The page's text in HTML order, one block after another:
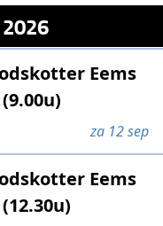
Eems
za 12 sep
Eems